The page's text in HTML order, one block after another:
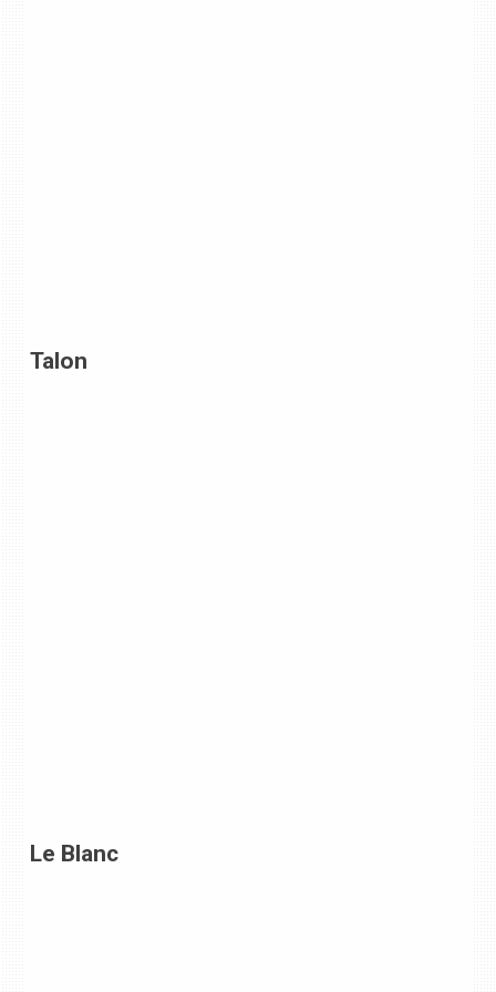
Talon
Le Blanc